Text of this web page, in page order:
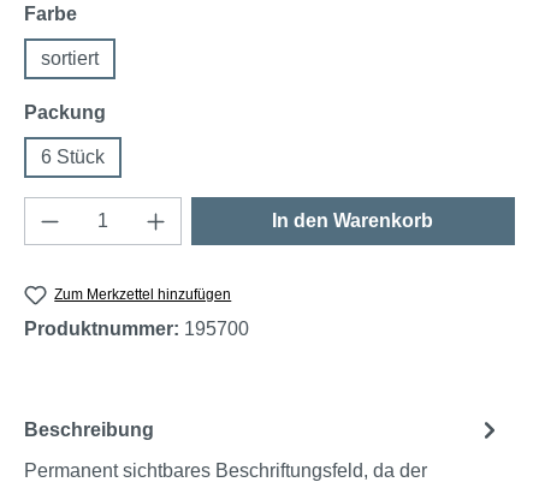
Farbeauswählen
sortiert
Packung
6 Stück
Produkt Anzahl: Gib den gewünschten
In den Warenkorb
Zum Merkzettel hinzufügen
Produktnummer: 195700
Beschreibung
Permanent sichtbares Beschriftungsfeld, da der